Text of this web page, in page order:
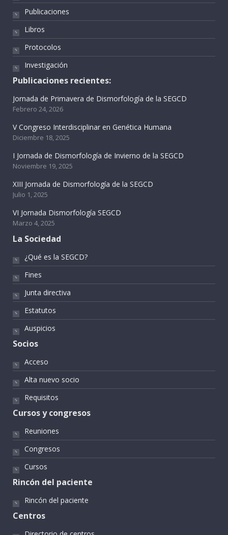
Publicaciones
Libros
Protocolos
Investigación
Publicaciones recientes:
Jornada de Primavera de Dismorfología de la SEGCD
Febrero 24, 2026
V Congreso Interdisciplinar en Genética Humana
Diciembre 18, 2025
I Jornada de Dismorfología de Invierno de la SEGCD
Noviembre 19, 2025
XIII Jornada de Dismorfología de la SEGCD
Julio 1, 2025
VI Jornada Dismorfología SEGCD
Marzo 4, 2025
La Sociedad
¿Qué es la SEGCD?
Fines
Junta directiva
Estatutos
Auspicios
Socios
Acceso
Alta nuevo socio
Requisitos
Cursos y congresos
Reuniones
Congresos
Cursos
Rincón del paciente
Rincón del paciente
Centros